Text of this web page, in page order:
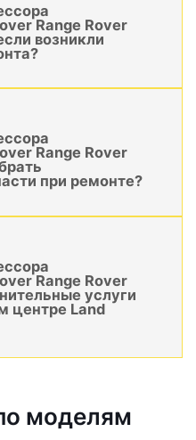
Range Rover
возникли
Range Rover
при ремонте?
Range Rover
услуги
центре Land
моделям